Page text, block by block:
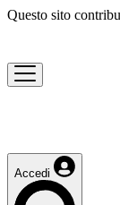
Questo sito
Accedi